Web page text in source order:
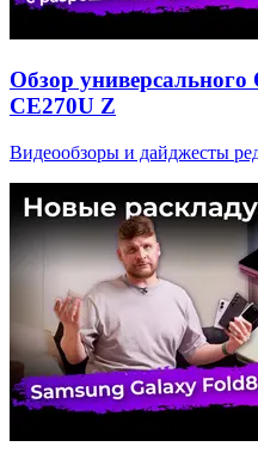
Обзор
CE270U Z
Видеообзоры и дайджесты